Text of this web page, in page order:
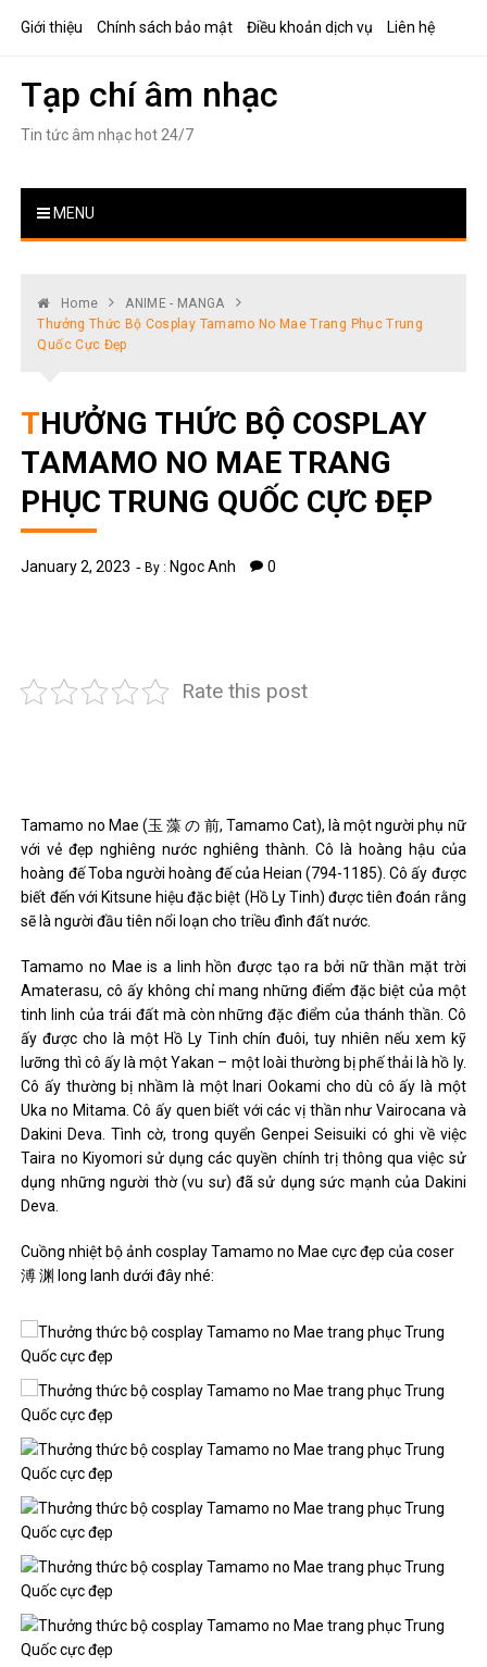
Giới thiệu Chính sách bảo mật Điều khoản dịch vụ Liên hệ
Tạp chí âm nhạc
Tin tức âm nhạc hot 24/7
MENU
Home
ANIME - MANGA
Thưởng Thức Bộ Cosplay Tamamo No Mae Trang Phục Trung
Quốc Cực Đẹp
THƯỞNG THỨC BỘ COSPLAY
TAMAMO NO MAE TRANG
PHỤC TRUNG QUỐC CỰC ĐẸP
January 2, 2023 By : Ngoc Anh 0
Rate this post
Tamamo no Mae (玉 藻 の 前, Tamamo Cat), là một người phụ nữ
với vẻ đẹp nghiêng nước nghiêng thành. Cô là hoàng hậu của
hoàng đế Toba người hoàng đế của Heian (794-1185). Cô ấy được
biết đến với Kitsune hiệu đặc biệt (Hồ Ly Tinh) được tiên đoán rằng
sẽ là người đầu tiên nổi loạn cho triều đình đất nước.
Tamamo no Mae is a linh hồn được tạo ra bởi nữ thần mặt trời
Amaterasu, cô ấy không chỉ mang những điểm đặc biệt của một
tinh linh của trái đất mà còn những đặc điểm của thánh thần. Cô
ấy được cho là một Hồ Ly Tinh chín đuôi, tuy nhiên nếu xem kỹ
lưỡng thì cô ấy là một Yakan – một loài thường bị phế thải là hồ ly.
Cô ấy thường bị nhầm là một Inari Ookami cho dù cô ấy là một
Uka no Mitama. Cô ấy quen biết với các vị thần như Vairocana và
Dakini Deva. Tình cờ, trong quyển Genpei Seisuiki có ghi về việc
Taira no Kiyomori sử dụng các quyền chính trị thông qua việc sử
dụng những người thờ (vu sư) đã sử dụng sức mạnh của Dakini
Deva.
Cuồng nhiệt bộ ảnh cosplay Tamamo no Mae cực đẹp của coser
溥 渊 long lanh dưới đây nhé: